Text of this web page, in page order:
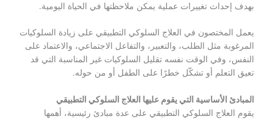
بهدف إحداث تغييرات عملية يمكن ملاحظتها في الحياة اليومية.
يعمل المختصون في العلاج السلوكي التطبيقي على زيادة السلوكيات
المرغوبة مثل الطلب، والتعبير، والتفاعل الاجتماعي، والاعتماد على
النفس، وفي الوقت نفسه تقليل السلوكيات غير المناسبة التي قد
تعيق التعلم أو تشكّل خطرًا على الطفل أو من حوله.
المبادئ الأساسية التي يقوم عليها العلاج السلوكي التطبيقي
يقوم العلاج السلوكي التطبيقي على عدة مبادئ رئيسية، أهمها